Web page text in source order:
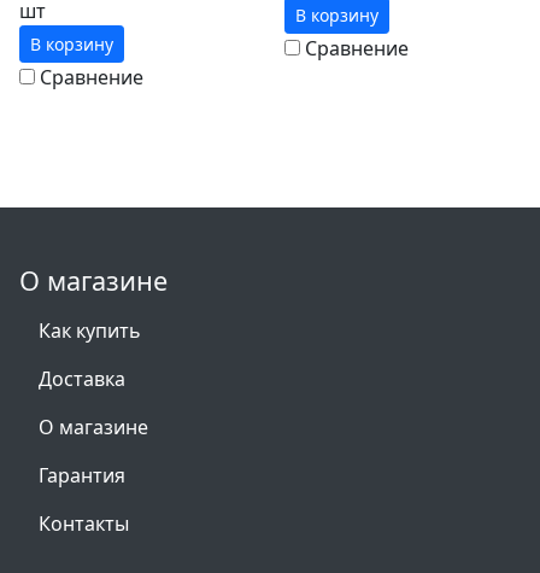
шт
В корзину
Сравнение
В корзину
Сравнение
О магазине
Как купить
Доставка
О магазине
Гарантия
Контакты